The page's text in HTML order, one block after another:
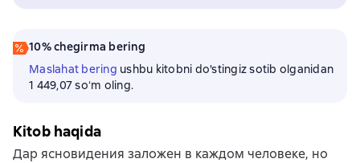
10% chegirma bering
Maslahat bering ushbu kitobni do'stingiz sotib olganidan
1 449,07 soʻm oling.
Kitob haqida
Дар ясновидения заложен в каждом человеке, но